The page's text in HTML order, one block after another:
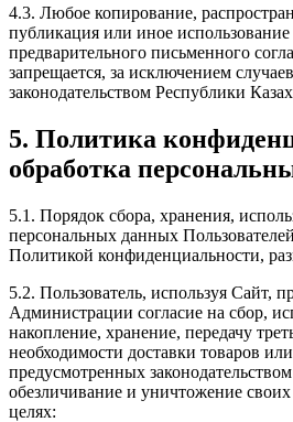
4.3. Любое копирование,
публикация или иное
предварительного письменного
запрещается, за исключением
законодательством Республики
5. Политика
обработка
5.1. Порядок сбора, хранения,
персональных данных
Политикой конфиденциальности,
5.2. Пользователь, используя Сайт,
Администрации согласие на сбор,
накопление, хранение, передачу
необходимости доставки товаров
предусмотренных
обезличивание и уничтожение
целях: